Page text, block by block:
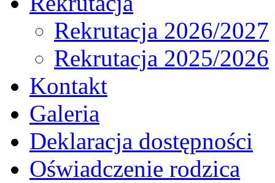
Rekrutacja 2026/2027
Rekrutacja 2025/2026
Kontakt
Galeria
Deklaracja dostępności
Oświadczenie rodzica